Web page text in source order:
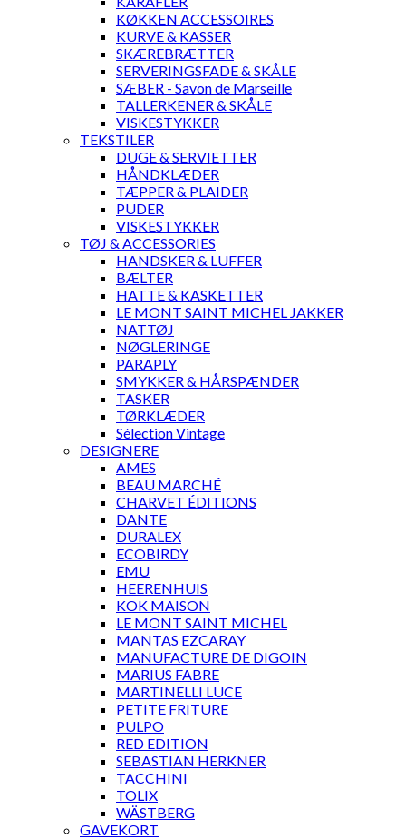
KØKKEN ACCESSOIRES
KURVE & KASSER
SKÆREBRÆTTER
SERVERINGSFADE & SKÅLE
SÆBER - Savon de Marseille
TALLERKENER & SKÅLE
VISKESTYKKER
TEKSTILER
DUGE & SERVIETTER
HÅNDKLÆDER
TÆPPER & PLAIDER
PUDER
VISKESTYKKER
TØJ & ACCESSORIES
HANDSKER & LUFFER
BÆLTER
HATTE & KASKETTER
LE MONT SAINT MICHEL JAKKER
NATTØJ
NØGLERINGE
PARAPLY
SMYKKER & HÅRSPÆNDER
TASKER
TØRKLÆDER
Sélection Vintage
DESIGNERE
AMES
BEAU MARCHÉ
CHARVET ÉDITIONS
DANTE
DURALEX
ECOBIRDY
EMU
HEERENHUIS
KOK MAISON
LE MONT SAINT MICHEL
MANTAS EZCARAY
MANUFACTURE DE DIGOIN
MARIUS FABRE
MARTINELLI LUCE
PETITE FRITURE
PULPO
RED EDITION
SEBASTIAN HERKNER
TACCHINI
TOLIX
WÄSTBERG
GAVEKORT